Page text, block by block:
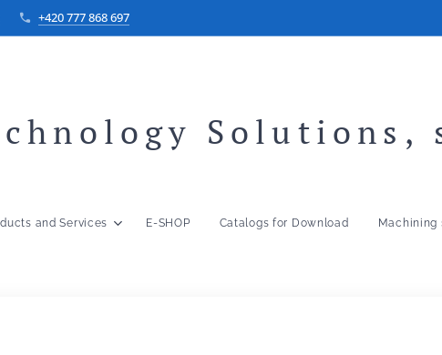
+420 777 868 697
Solutions,
and Services E-SHOP Catalogs for Download Machining